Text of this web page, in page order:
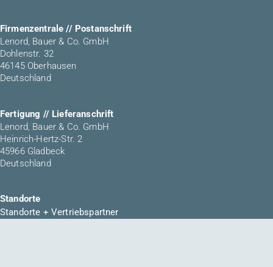
Firmenzentrale // Postanschrift
Lenord, Bauer & Co. GmbH
Dohlenstr. 32
46145 Oberhausen
Deutschland
Fertigung // Lieferanschrift
Lenord, Bauer & Co. GmbH
Heinrich-Hertz-Str. 2
45966 Gladbeck
Deutschland
Standorte
Standorte + Vertriebspartner